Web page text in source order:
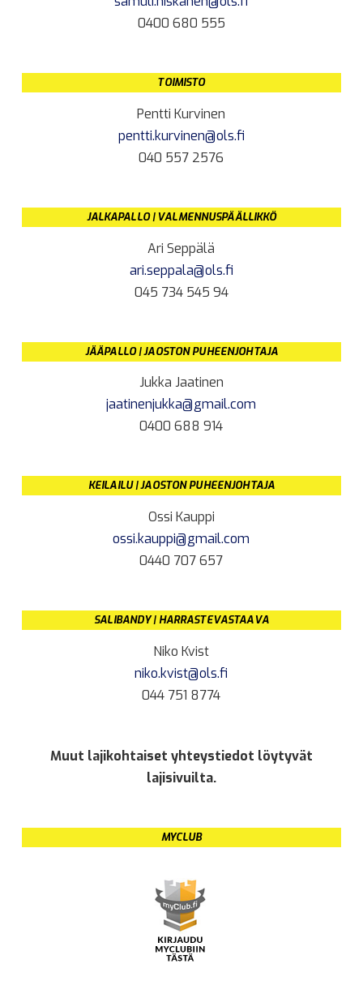
0400 680 555
TOIMISTO
Pentti Kurvinen
pentti.kurvinen@ols.fi
040 557 2576
JALKAPALLO | VALMENNUSPÄÄLLIKKÖ
Ari Seppälä
ari.seppala@ols.fi
045 734 545 94
JÄÄPALLO | JAOSTON PUHEENJOHTAJA
Jukka Jaatinen
jaatinenjukka@gmail.com
0400 688 914
KEILAILU | JAOSTON PUHEENJOHTAJA
Ossi Kauppi
ossi.kauppi@gmail.com
0440 707 657
SALIBANDY | HARRASTEVASTAAVA
Niko Kvist
niko.kvist@ols.fi
044 751 8774
Muut lajikohtaiset yhteystiedot löytyvät
lajisivuilta.
MYCLUB